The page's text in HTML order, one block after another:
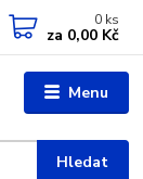
Menu
Hledat
0 ks
za 0,00 Kč